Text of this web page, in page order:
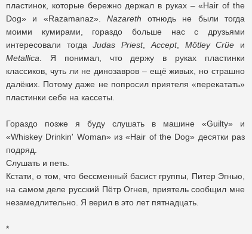
пластинок, которые бережно держал в руках – «Hair of the
Dog» и «Razamanaz». Nazareth отнюдь не были тогда
моими кумирами, гораздо больше нас с друзьями
интересовали тогдаJudas Priest, Accept, Mötley Crüe и
Metallica . Я понимал, что держу в руках пластинки
классиков, чуть ли не динозавров – ещё живых, но страшно
далёких. Потому даже не попросил приятеля «перекатать»
пластинки себе на кассеты.
Гораздо позже я буду слушать в машине «Guilty» и
«Whiskey Drinkin' Woman» из «Hair of the Dog» десятки раз
подряд.
Слушать и петь.
Кстати, о том, что бессменный басист группы, Питер Эгнью,
на самом деле русский Пётр Огнев, приятель сообщил мне
незамедлительно. Я верил в это лет пятнадцать.
*